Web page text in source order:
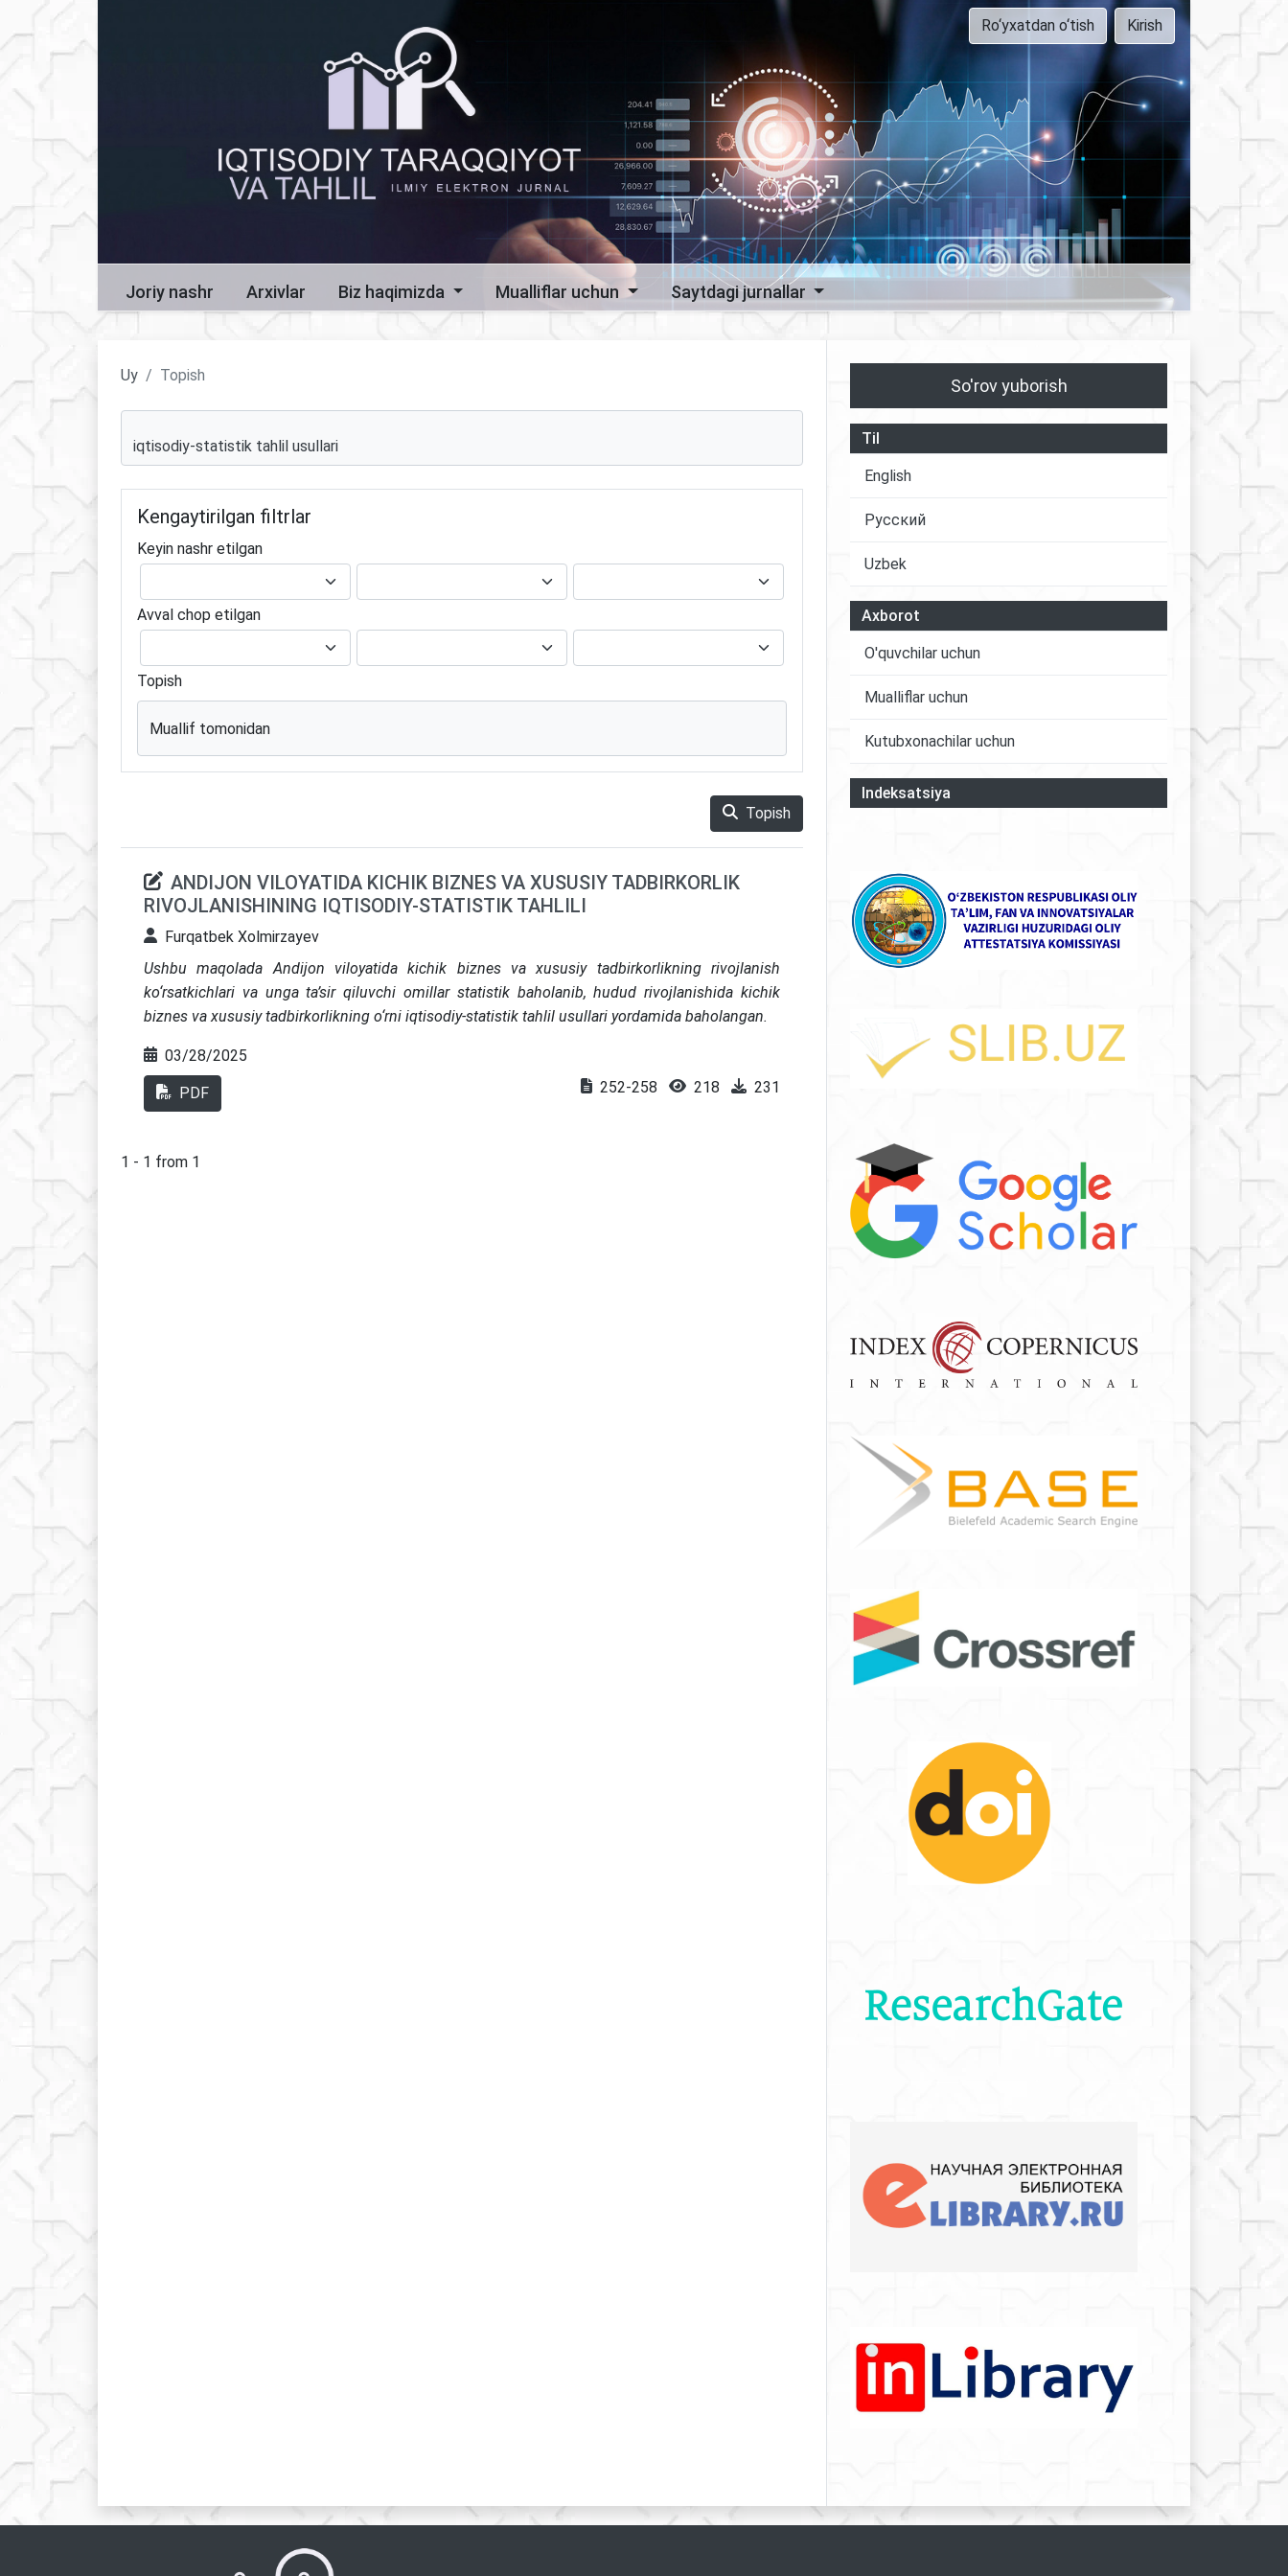
Ro‘yxatdan o‘tish Kirish
Joriy nashr Arxivlar Biz haqimizda Mualliflar uchun Saytdagi jurnallar
Uy Topish
Kengaytirilgan filtrlar
Keyin nashr etilgan
Avval chop etilgan
Topish
Muallif tomonidan
Topish
ANDIJON VILOYATIDA KICHIK BIZNES VA XUSUSIY TADBIRKORLIK
RIVOJLANISHINING IQTISODIY-STATISTIK TAHLILI
Furqatbek Xolmirzayev
Ushbu maqolada Andijon viloyatida kichik biznes va xususiy tadbirkorlikning rivojlanish
ko‘rsatkichlari va unga ta’sir qiluvchi omillar statistik baholanib, hudud rivojlanishida kichik
biznes va xususiy tadbirkorlikning o‘rni iqtisodiy-statistik tahlil usullari yordamida baholangan.
03/28/2025
PDF 252-258 218 231
1 - 1 from 1
So'rov yuborish
Til
English
Русский
Uzbek
Axborot
O'quvchilar uchun
Mualliflar uchun
Kutubxonachilar uchun
Indeksatsiya